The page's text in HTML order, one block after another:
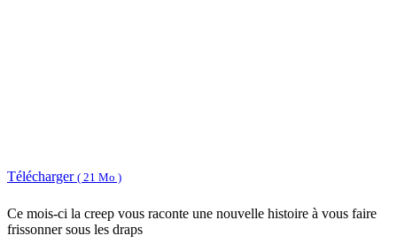
Télécharger ( 21 Mo )
Ce mois-ci la creep vous raconte une nouvelle histoire à vous faire
frissonner sous les draps